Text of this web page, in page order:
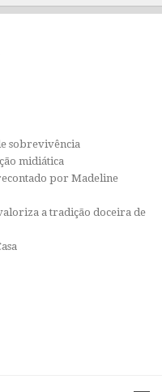
sobrevivência
midiática
por Madeline
a tradição doceira de